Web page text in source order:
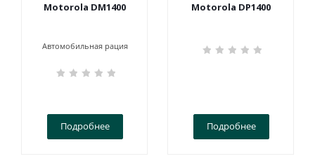
Motorola DM1400
Автомобильная рация
Подробнее
Motorola DP1400
Подробнее